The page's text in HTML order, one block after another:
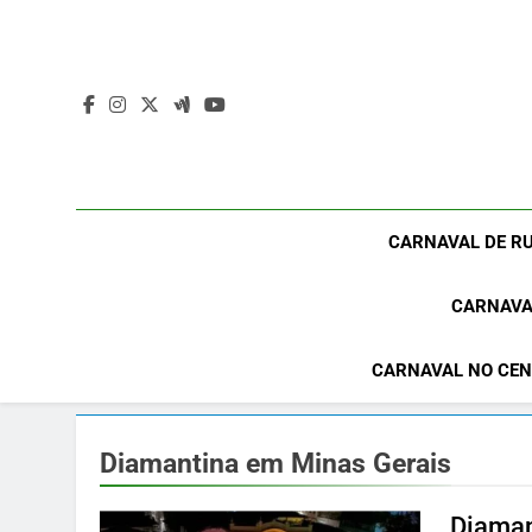
CARNAVAL DE
CARNAVAL NO
Diamantina em Minas Gerais